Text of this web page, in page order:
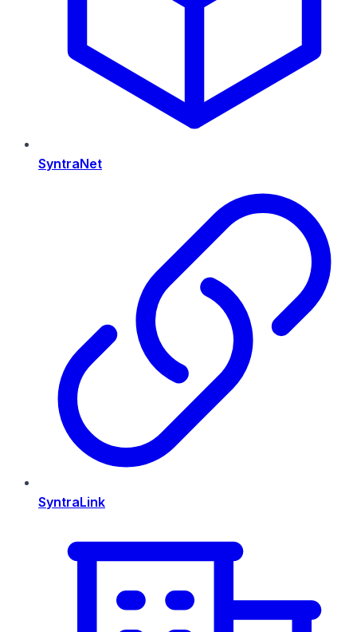
SyntraNet
SyntraLink